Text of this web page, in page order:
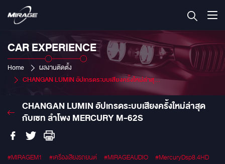
CAR EXPERIENCE
Home
ผลงานติดตั้ง
CHANGAN LUMIN อัปเกรดระบบเสียงครั้งใหม่ล่าสุด กับเซท ลำโพง Mercury M-62S
CHANGAN LUMIN อัปเกรดระบบเสียงครั้งใหม่ล่าสุด
กับเซท ลำโพง MERCURY M-62S
#MIRAGEM1 #เครื่องเสียงรถยนต์ #MIRAGEAUDIO
#MercuryDsp8.4HD